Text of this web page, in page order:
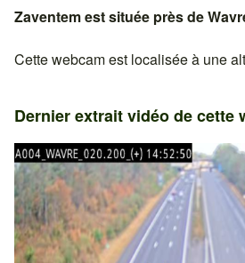
Zaventemest située près de
Cette webcam est localisée à une
Dernier extrait vidéo de cette